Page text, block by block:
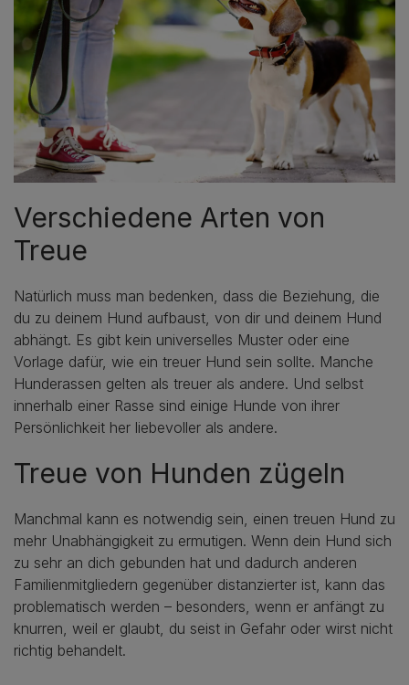
Verschiedene Arten von
Treue
Natürlich muss man bedenken, dass die Beziehung, die
du zu deinem Hund aufbaust, von dir und deinem Hund
abhängt. Es gibt kein universelles Muster oder eine
Vorlage dafür, wie ein treuer Hund sein sollte. Manche
Hunderassen gelten als treuer als andere. Und selbst
innerhalb einer Rasse sind einige Hunde von ihrer
Persönlichkeit her liebevoller als andere.
Treue von Hunden zügeln
Manchmal kann es notwendig sein, einen treuen Hund zu
mehr Unabhängigkeit zu ermutigen. Wenn dein Hund sich
zu sehr an dich gebunden hat und dadurch anderen
Familienmitgliedern gegenüber distanzierter ist, kann das
problematisch werden – besonders, wenn er anfängt zu
knurren, weil er glaubt, du seist in Gefahr oder wirst nicht
richtig behandelt.